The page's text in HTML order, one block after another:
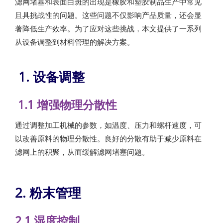
且具挑战性的问题。这些问题不仅影响产品质量，还会显
著降低生产效率。为了应对这些挑战，本文提供了一系列
从设备调整到材料管理的解决方案。
1. 设备调整
1.1 增强物理分散性
通过调整加工机械的参数，如温度、压力和螺杆速度，可
以改善原料的物理分散性。良好的分散有助于减少原料在
滤网上的积聚，从而缓解滤网堵塞问题。
2. 粉末管理